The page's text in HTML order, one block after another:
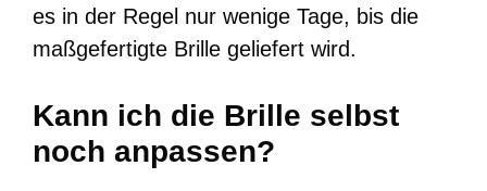
es in der Regel nur wenige Tage, bis die
maßgefertigte Brille geliefert wird.
Kann ich die Brille selbst
noch anpassen?